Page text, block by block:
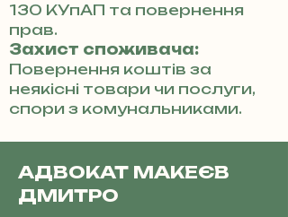
130 КУпАП та повернення
прав.
Захист споживача:
Повернення коштів за
неякісні товари чи послуги,
спори з комунальниками.
АДВОКАТ МАКЕЄВ
ДМИТРО